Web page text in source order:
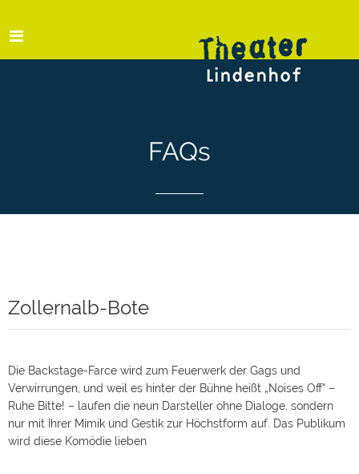
FAQs
Zollernalb-Bote
Die Backstage-Farce wird zum Feuerwerk der Gags und
Verwirrungen, und weil es hinter der Bühne heißt „Noises Off“ –
Ruhe Bitte! – laufen die neun Darsteller ohne Dialoge, sondern
nur mit Ihrer Mimik und Gestik zur Höchstform auf. Das Publikum
wird diese Komödie lieben